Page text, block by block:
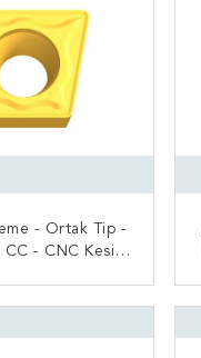
- Ortak Tip -
- CNC Kesici
BAŞVURUN